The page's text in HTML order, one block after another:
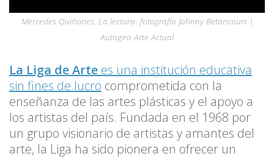
Mercedes Quiñones, La lectura- fotografía Johnny Betancourt |
Autogiro Arte Actual
La Liga de Arte es una institución educativa
sin fines de lucro comprometida con la
enseñanza de las artes plásticas y el apoyo a
los artistas del país. Fundada en el 1968 por
un grupo visionario de artistas y amantes del
arte, la Liga ha sido pionera en ofrecer un